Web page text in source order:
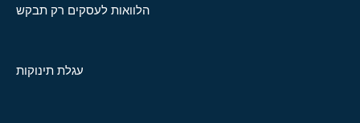
הלוואות לעסקים רק תבקש
עגלת תינוקות